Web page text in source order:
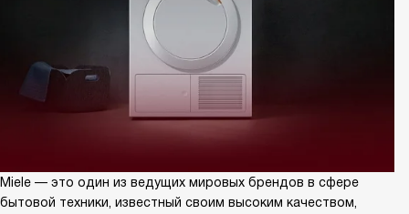
Miele — это один из ведущих мировых брендов в сфере
бытовой техники, известный своим высоким качеством,